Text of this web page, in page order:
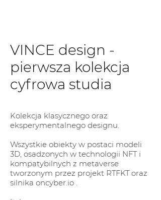
VINCE design -
pierwsza kolekcja
cyfrowa studia
Kolekcja klasycznego oraz
eksperymentalnego designu.
Wszystkie obiekty w postaci modeli
3D, osadzonych w technologii NFT i
kompatybilnych z metaverse
tworzonym przez projekt RTFKT oraz
silnika oncyber.io .